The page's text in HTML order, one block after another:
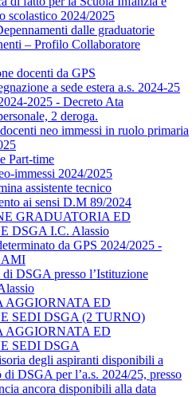
scolastico 2024/2025
dalle graduatorie
– Profilo Collaboratore
docenti da GPS
a sede estera a.s. 2024-25
2025 - Decreto Ata
2 deroga.
neo immessi in ruolo primaria
Part-time
immessi 2024/2025
assistente tecnico
ai sensi D.M 89/2024
GRADUATORIA ED
DSGA I.C. Alassio
da GPS 2024/2025 -
DSGA presso l’Istituzione
AGGIORNATA ED
SEDI DSGA (2 TURNO)
AGGIORNATA ED
SEDI DSGA
degli aspiranti disponibili a
DSGA per l’a.s. 2024/25, presso
ancora disponibili alla data